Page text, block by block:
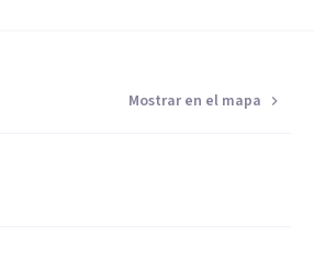
Mostrar en el mapa